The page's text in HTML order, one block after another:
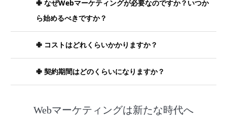
✙ なぜWebマーケティングが必要なのですか？いつか
ら始めるべきですか？
✙ コストはどれくらいかかりますか？
✙ 契約期間はどのくらいになりますか？
Webマーケティングは新たな時代へ